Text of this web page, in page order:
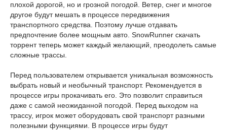
плохой дорогой, но и грозной погодой. Ветер, снег и многое
другое будут мешать в процессе передвижения
транспортного средства. Поэтому лучше отдавать
предпочтение более мощным авто. SnowRunner скачать
торрент теперь может каждый желающий, преодолеть самые
сложные трассы.
Перед пользователем открывается уникальная возможность
выбрать новый и необычный транспорт. Рекомендуется в
процессе игры прокачивать его. Это позволит справиться
даже с самой неожиданной погодой. Перед выходом на
трассу, игрок может оборудовать свой транспорт разными
полезными функциями. В процессе игры будут